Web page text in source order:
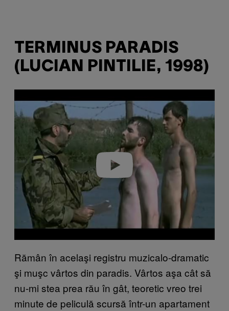
TERMINUS PARADIS
(LUCIAN PINTILIE, 1998)
l
y
Rămân în acelaşi registru muzicalo-dramatic
şi muşc vârtos din paradis. Vârtos aşa cât să
nu-mi stea prea rău în gât, teoretic vreo trei
minute de peliculă scursă într-un apartament